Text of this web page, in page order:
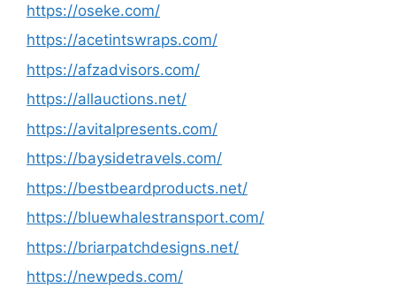
https://oseke.com/
https://acetintswraps.com/
https://afzadvisors.com/
https://allauctions.net/
https://avitalpresents.com/
https://baysidetravels.com/
https://bestbeardproducts.net/
https://bluewhalestransport.com/
https://briarpatchdesigns.net/
https://newpeds.com/